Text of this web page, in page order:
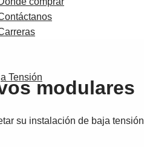
Tensiónmodulares
su instalación de baja tensión